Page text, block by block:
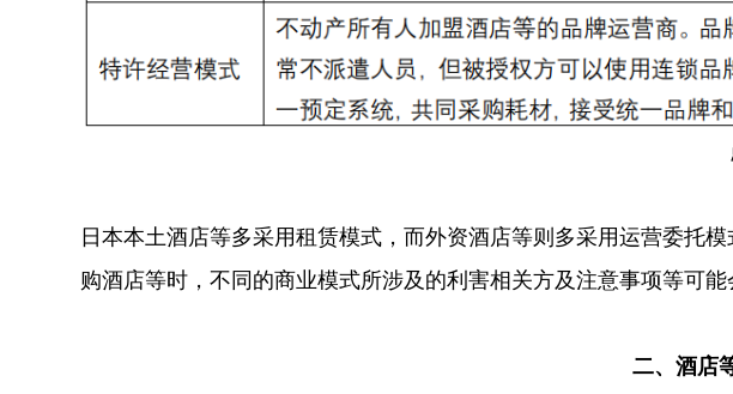
日本本土酒店等多采用租赁模式，而外资酒店等则多采用运营委托
购酒店等时，不同的商业模式所涉及的利害相关方及注意事项等可
二、酒店